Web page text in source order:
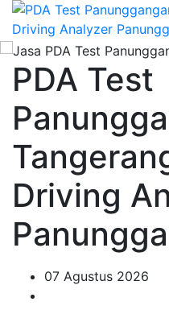
PDA Test
Driving
07 Agustus 2026